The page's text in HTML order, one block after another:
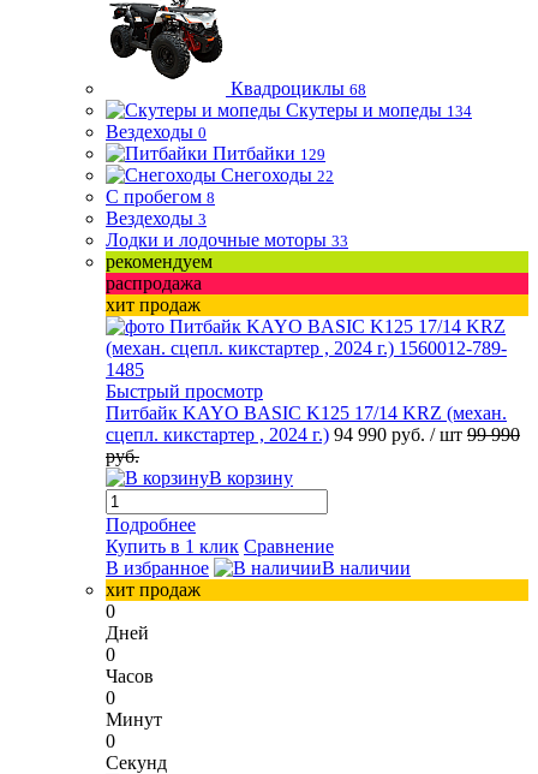
Квадроциклы 68
Скутеры и мопеды 134
Вездеходы 0
Питбайки 129
Снегоходы 22
С пробегом 8
Вездеходы 3
Лодки и лодочные моторы 33
рекомендуем
распродажа
хит продаж
Быстрый просмотр
Питбайк KAYO BASIC K125 17/14 KRZ (механ.
сцепл. кикстартер , 2024 г.) 94 990 руб. / шт 99 990
руб.
В корзину
Подробнее
Купить в 1 клик Сравнение
В избранное
В наличии
хит продаж
0
Дней
0
Часов
0
Минут
0
Секунд